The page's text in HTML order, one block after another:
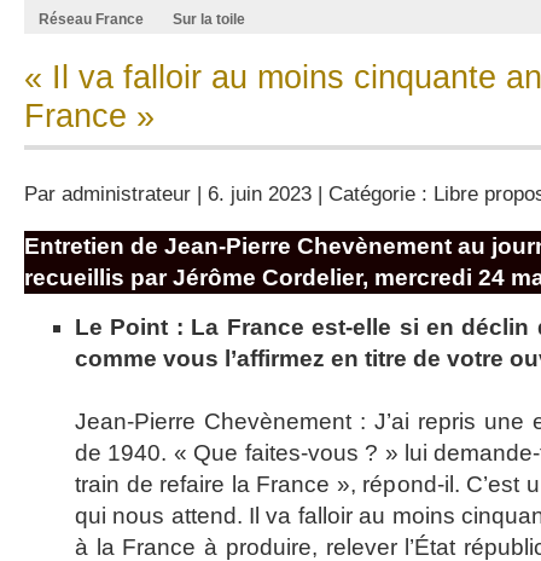
Réseau France
Sur la toile
« Il va falloir au moins cinquante
France »
Par administrateur | 6. juin 2023 | Catégorie : Libre
Entretien de Jean-Pierre Chevènement au
recueillis par Jérôme Cordelier, mercredi 24
Le Point : La France est-elle si en déclin
comme vous l’affirmez en titre de votre
Jean-Pierre Chevènement : J’ai repris une
de 1940. « Que faites-vous ? » lui
train de refaire la France », répond-il. C’est
qui nous attend. Il va falloir au moins
à la France à produire, relever l’État